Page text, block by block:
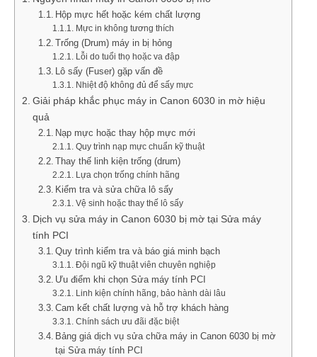
Hộp mực hết hoặc kém chất lượng
Mực in không tương thích
Trống (Drum) máy in bị hỏng
Lỗi do tuổi thọ hoặc va đập
Lô sấy (Fuser) gặp vấn đề
Nhiệt độ không đủ để sấy mực
Giải pháp khắc phục máy in Canon 6030 in mờ hiệu
quả
Nạp mực hoặc thay hộp mực mới
Quy trình nạp mực chuẩn kỹ thuật
Thay thế linh kiện trống (drum)
Lựa chọn trống chính hãng
Kiểm tra và sửa chữa lô sấy
Vệ sinh hoặc thay thế lô sấy
Dịch vụ sửa máy in Canon 6030 bị mờ tại Sửa máy
tính PCI
Quy trình kiểm tra và báo giá minh bạch
Đội ngũ kỹ thuật viên chuyên nghiệp
Ưu điểm khi chọn Sửa máy tính PCI
Linh kiện chính hãng, bảo hành dài lâu
Cam kết chất lượng và hỗ trợ khách hàng
Chính sách ưu đãi đặc biệt
Bảng giá dịch vụ sửa chữa máy in Canon 6030 bị mờ
tại Sửa máy tính PCI